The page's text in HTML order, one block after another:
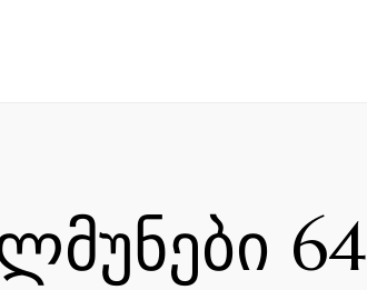
64